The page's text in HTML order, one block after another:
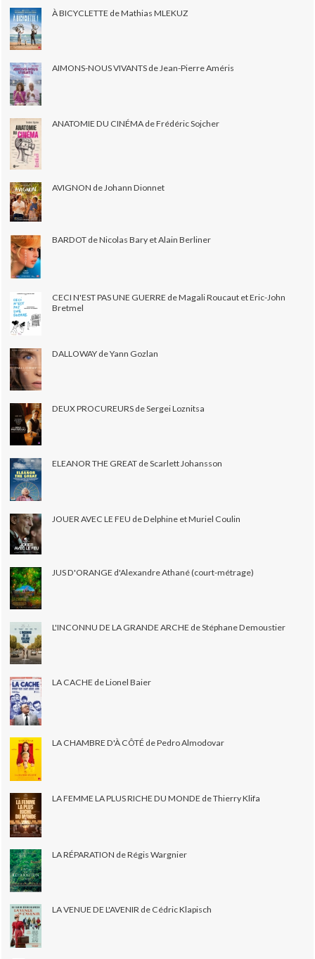
À BICYCLETTE de Mathias MLEKUZ
AIMONS-NOUS VIVANTS de Jean-Pierre Améris
ANATOMIE DU CINÉMA de Frédéric Sojcher
AVIGNON de Johann Dionnet
BARDOT de Nicolas Bary et Alain Berliner
CECI N'EST PAS UNE GUERRE de Magali Roucaut et Eric-John
Bretmel
DALLOWAY de Yann Gozlan
DEUX PROCUREURS de Sergei Loznitsa
ELEANOR THE GREAT de Scarlett Johansson
JOUER AVEC LE FEU de Delphine et Muriel Coulin
JUS D'ORANGE d'Alexandre Athané (court-métrage)
L'INCONNU DE LA GRANDE ARCHE de Stéphane Demoustier
LA CACHE de Lionel Baier
LA CHAMBRE D'À CÔTÉ de Pedro Almodovar
LA FEMME LA PLUS RICHE DU MONDE de Thierry Klifa
LA RÉPARATION de Régis Wargnier
LA VENUE DE L'AVENIR de Cédric Klapisch